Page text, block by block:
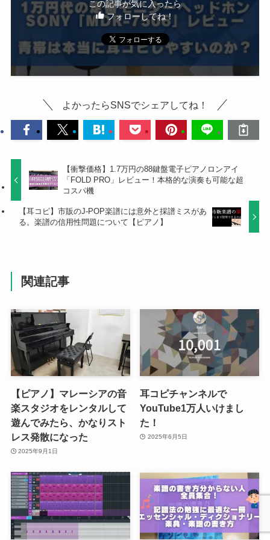
この記事が気に入ったら
フォローしてね！
よかったらSNSでシェアしてね！
【衝撃価格】1.7万円の88鍵盤電子ピアノロンアイ
「FOLD PRO」レビュー！本格的な演奏も可能な超
コスパ機
【耳コピ】市販のJ-POP楽譜には意外と採譜ミスがあ
る。楽譜の信用性問題について【ピアノ】
関連記事
【ピアノ】マレーシアの音
楽スタジオをレンタルして
遊んでみたら、かなりスト
レス発散になった
2025年9月1日
耳コピチャンネルで
YouTube1万人いけまし
た！
2025年6月5日